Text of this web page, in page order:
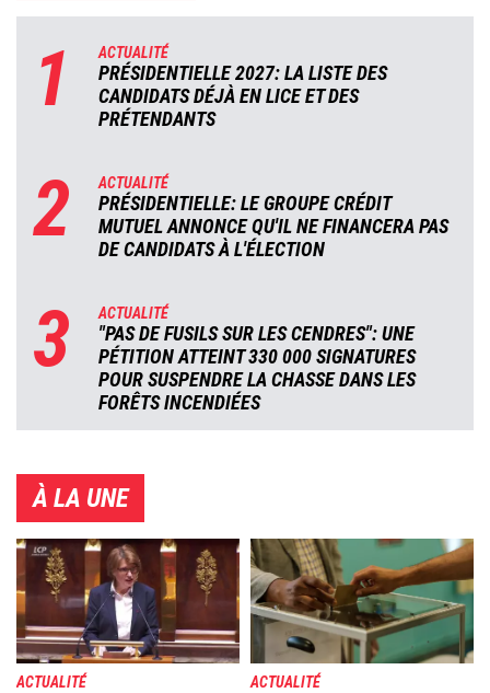
1 ACTUALITÉ
PRÉSIDENTIELLE 2027: LA LISTE DES
CANDIDATS DÉJÀ EN LICE ET DES
PRÉTENDANTS
2 ACTUALITÉ
PRÉSIDENTIELLE: LE GROUPE CRÉDIT
MUTUEL ANNONCE QU'IL NE FINANCERA PAS
DE CANDIDATS À L'ÉLECTION
3 ACTUALITÉ
"PAS DE FUSILS SUR LES CENDRES": UNE
PÉTITION ATTEINT 330 000 SIGNATURES
POUR SUSPENDRE LA CHASSE DANS LES
FORÊTS INCENDIÉES
À LA UNE
Image
ACTUALITÉ
Image
ACTUALITÉ